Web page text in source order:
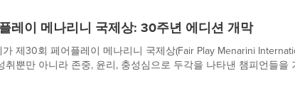
레이 메나리니 국제상: 30주년 에디션 개막
가 제30회 페어플레이 메나리니 국제상(Fair Play Menarini
취뿐만 아니라 존중, 윤리, 충성심으로 두각을 나타낸 챔피언들을